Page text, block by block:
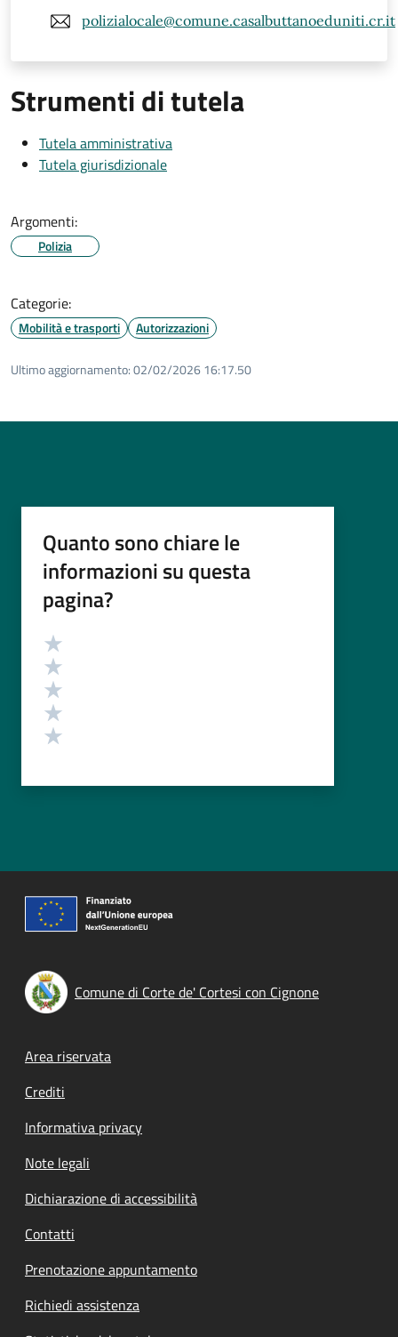
polizialocale@comune.casalbuttanoeduniti.cr.it
Strumenti di tutela
Tutela amministrativa
Tutela giurisdizionale
Argomenti:
Polizia
Categorie:
Mobilità e trasporti Autorizzazioni
Ultimo aggiornamento:02/02/2026 16:17.50
Quanto sono chiare le
informazioni su questa
pagina?
Valutazione
Comune di Corte de' Cortesi con Cignone
Footer menu
Area riservata
Crediti
Informativa privacy
Note legali
Dichiarazione di accessibilità
Contatti
Prenotazione appuntamento
Richiedi assistenza